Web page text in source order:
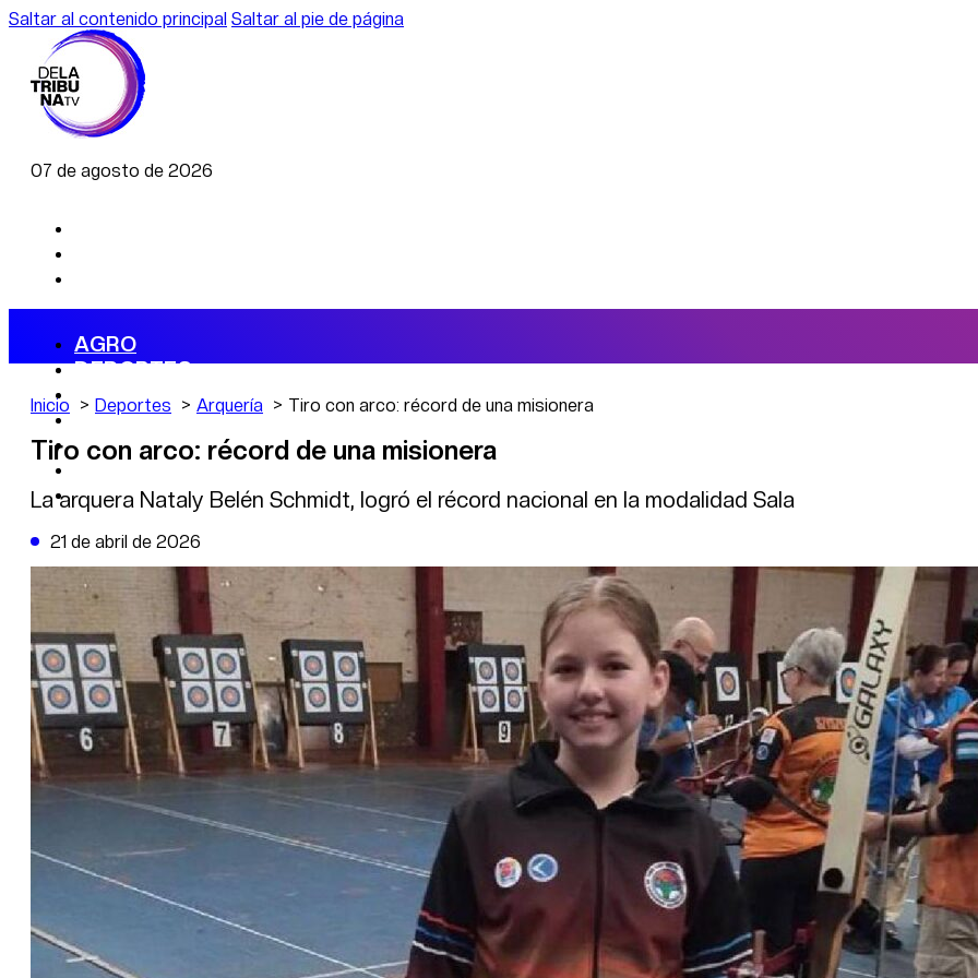
Saltar al contenido principal Saltar al pie de página
07 de agosto de 2026
AGRO
DEPORTES
ECONOMÍA
POLÍTICA
CAMBIO CLIMÁTICO
DE LA TRIBUNA TV
Inicio Deportes Arquería Tiro con arco: récord de una misionera
Tiro con arco: récord de una misionera
La arquera Nataly Belén Schmidt, logró el récord nacional en la modalidad Sala
21 de abril de 2026